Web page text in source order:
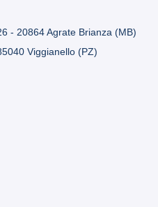
- 20864 Agrate Brianza (MB)
Viggianello (PZ)